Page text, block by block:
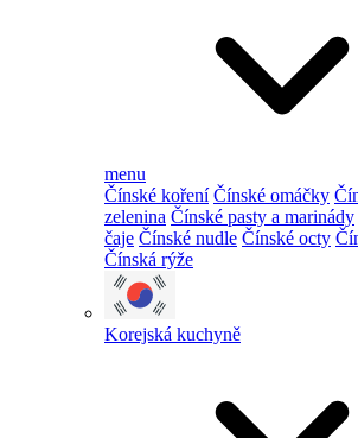
menu
Čínské koření Čínské omáčky
zelenina Čínské pasty a marinády
čaje Čínské nudle Čínské octy
Čínská rýže
Korejská kuchyně